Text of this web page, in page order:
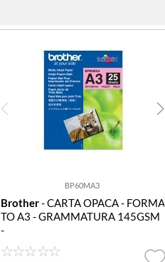
BP60MA3
Brother- CARTA OPACA - FORMA
TO A3 - GRAMMATURA 145GSM
-